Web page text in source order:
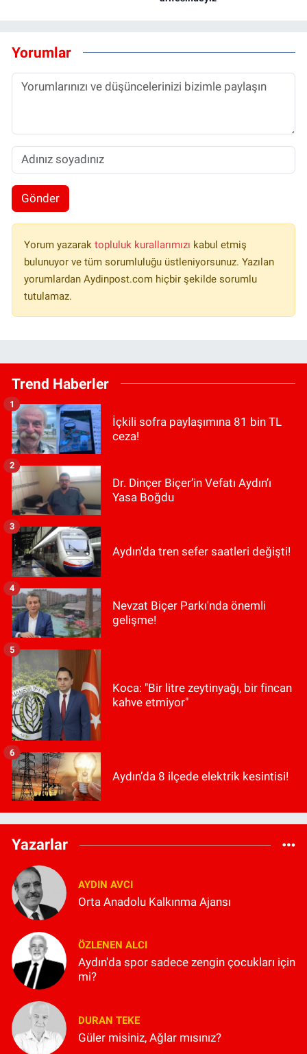
Yorumlar
Gönder
Yorum yazarak topluluk kurallarımızı kabul etmiş
bulunuyor ve tüm sorumluluğu üstleniyorsunuz. Yazılan
yorumlardan Aydinpost.com hiçbir şekilde sorumlu
tutulamaz.
Trend Haberler
İçkili sofra paylaşımına 81 bin TL
ceza!
1
Dr. Dinçer Biçer’in Vefatı Aydın’ı
Yasa Boğdu
2
Aydın'da tren sefer saatleri değişti!
3
Nevzat Biçer Parkı'nda önemli
gelişme!
4
Koca: "Bir litre zeytinyağı, bir fincan
kahve etmiyor"
5
Aydın’da 8 ilçede elektrik kesintisi!
6
Yazarlar
AYDIN AVCI
Orta Anadolu Kalkınma Ajansı
ÖZLENEN ALCI
Aydın'da spor sadece zengin çocukları için
mi?
DURAN TEKE
Güler misiniz, Ağlar mısınız?